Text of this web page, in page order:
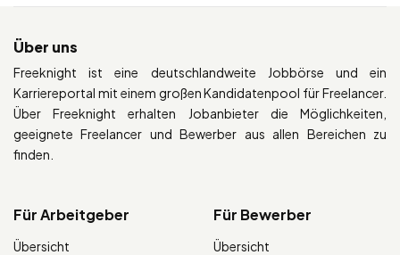
Über uns
Freeknight ist eine deutschlandweite Jobbörse und ein
Karriereportal mit einem großen Kandidatenpool für Freelancer.
Über Freeknight erhalten Jobanbieter die Möglichkeiten,
geeignete Freelancer und Bewerber aus allen Bereichen zu
finden.
Für Arbeitgeber
Übersicht
Für Bewerber
Übersicht